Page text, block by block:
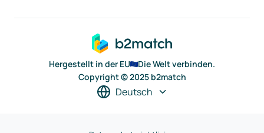
Hergestellt in der EU
Die Welt verbinden.
Copyright © 2025 b2match
Deutsch